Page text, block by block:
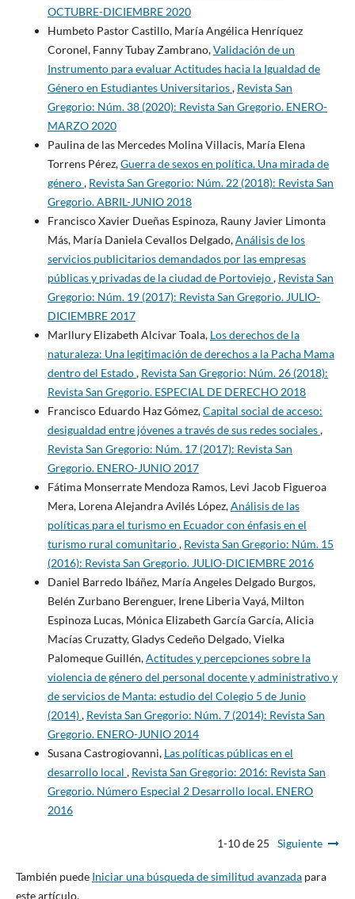
OCTUBRE-DICIEMBRE 2020
Humbeto Pastor Castillo, María Angélica Henríquez
Coronel, Fanny Tubay Zambrano,Validación de un
Instrumento para evaluar Actitudes hacia la Igualdad de
Género en Estudiantes Universitarios, Revista San
Gregorio: Núm. 38 (2020): Revista San Gregorio. ENERO-
MARZO 2020
Paulina de las Mercedes Molina Villacis, María Elena
Torrens Pérez,Guerra de sexos en política. Una mirada de
género, Revista San Gregorio: Núm. 22 (2018): Revista San
Gregorio. ABRIL-JUNIO 2018
Francisco Xavier Dueñas Espinoza, Rauny Javier Limonta
Más, María Daniela Cevallos Delgado,Análisis de los
servicios publicitarios demandados por las empresas
públicas y privadas de la ciudad de Portoviejo, Revista San
Gregorio: Núm. 19 (2017): Revista San Gregorio. JULIO-
DICIEMBRE 2017
Marllury Elizabeth Alcivar Toala, Los derechos de la
naturaleza: Una legitimación de derechos a la Pacha Mama
dentro del Estado, Revista San Gregorio: Núm. 26 (2018):
Revista San Gregorio. ESPECIAL DE DERECHO 2018
Francisco Eduardo Haz Gómez,Capital social de acceso:
desigualdad entre jóvenes a través de sus redes sociales,
Revista San Gregorio: Núm. 17 (2017): Revista San
Gregorio. ENERO-JUNIO 2017
Fátima Monserrate Mendoza Ramos, Levi Jacob Figueroa
Mera, Lorena Alejandra Avilés López,Análisis de las
políticas para el turismo en Ecuador con énfasis en el
turismo rural comunitario, Revista San Gregorio: Núm. 15
(2016): Revista San Gregorio. JULIO-DICIEMBRE 2016
Daniel Barredo Ibáñez, María Angeles Delgado Burgos,
Belén Zurbano Berenguer, Irene Liberia Vayá, Milton
Espinoza Lucas, Mónica Elizabeth García García, Alicia
Macías Cruzatty, Gladys Cedeño Delgado, Vielka
Palomeque Guillén,Actitudes y percepciones sobre la
violencia de género del personal docente y administrativo y
de servicios de Manta: estudio del Colegio 5 de Junio
(2014), Revista San Gregorio: Núm. 7 (2014): Revista San
Gregorio. ENERO-JUNIO 2014
Susana Castrogiovanni, Las políticas públicas en el
desarrollo local , Revista San Gregorio: 2016: Revista San
Gregorio. Número Especial 2 Desarrollo local. ENERO
2016
1-10 de 25 Siguiente
También puede Iniciar una búsqueda de similitud avanzadapara
este artículo.